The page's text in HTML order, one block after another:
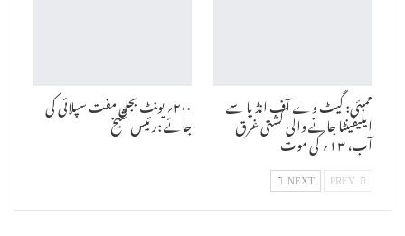
ممبئی: گیٹ وے آف انڈیا سے
ایلیفینٹا جانے والی کشتی غرق
آب، ۱۳؍ کی موت
۲۰۰؍ یونٹ بجلی مفت سپلائی کی
جائے :رئیس شیخ
NEXT